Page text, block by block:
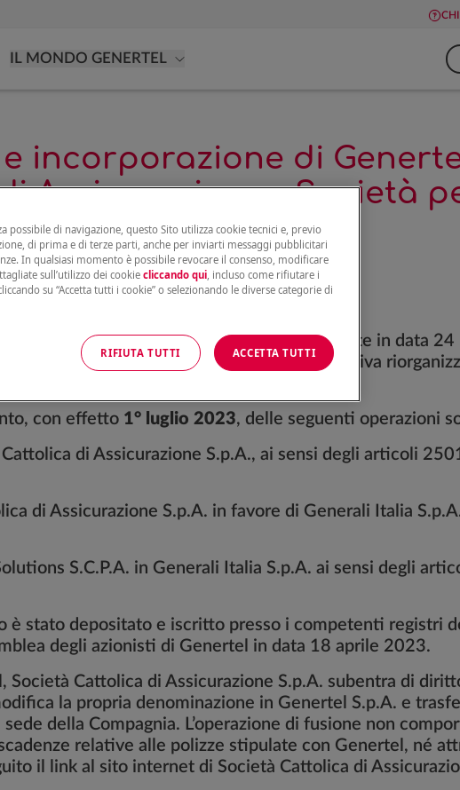
IL MONDO GENERTEL
incorporazione di
Assicurazione - Società
Generali
S.p.A. (“Genertel”), con deliberazioni assunte in data 24
un progetto funzionale alla complessiva
Gruppo Generali.
con effetto 1° luglio 2023, delle seguenti operazioni
di Assicurazione S.p.A., ai sensi degli articoli
di Assicurazione S.p.A. in favore di Generali Italia
S.C.P.A. in Generali Italia S.p.A. ai sensi degli
stato depositato e iscritto presso i competenti registri
degli azionisti di Genertel in data 18 aprile 2023.
Cattolica di Assicurazione S.p.A. subentra di
la propria denominazione in Genertel S.p.A. e
della Compagnia. L’operazione di fusione non
relative alle polizze stipulate con Genertel, né
il link al sito internet di Società Cattolica di
possibile di navigazione, questo Sito utilizza cookie tecnici e, previo
di prima e di terze parti, anche per inviarti messaggi pubblicitari
In qualsiasi momento è possibile revocare il consenso, modificare
sull’utilizzo dei cookie cliccando qui , incluso come rifiutare i
su “Accetta tutti i cookie” o selezionando le diverse categorie di
RIFIUTA TUTTI ACCETTA TUTTI